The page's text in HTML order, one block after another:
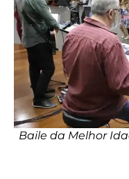
Baile da Melhor